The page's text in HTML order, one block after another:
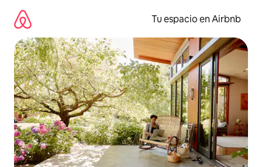
contenido
Tu espacio en Airbnb